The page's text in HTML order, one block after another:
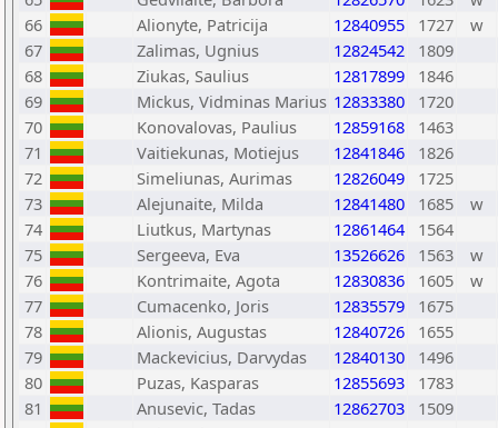
66
Alionyte, Patricija 12840955 1727
w
67
Zalimas, Ugnius 12824542
1809
68
Ziukas, Saulius 12817899
1846
69
Mickus, Vidminas Marius 12833380
1720
70
Konovalovas, Paulius 12859168
1463
71
Vaitiekunas, Motiejus 12841846
1826
72
Simeliunas, Aurimas 12826049
1725
73
Alejunaite, Milda 12841480 1685
w
74
Liutkus, Martynas 12861464
1564
75
Sergeeva, Eva 13526626 1563
w
76
Kontrimaite, Agota 12830836 1605
w
77
Cumacenko, Joris 12835579
1675
78
Alionis, Augustas 12840726
1655
79
Mackevicius, Darvydas 12840130
1496
80
Puzas, Kasparas 12855693
1783
81
Anusevic, Tadas 12862703
1509